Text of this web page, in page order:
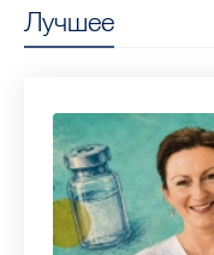
Лучшее